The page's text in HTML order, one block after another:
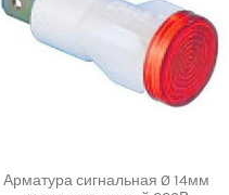
Арматура сигнальная Ø 14мм